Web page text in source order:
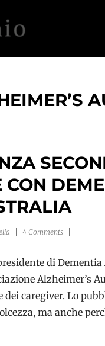
diagnosi di
CON
4 Comments
di
Alzheimer’s
caregiver. Lo
ma anche